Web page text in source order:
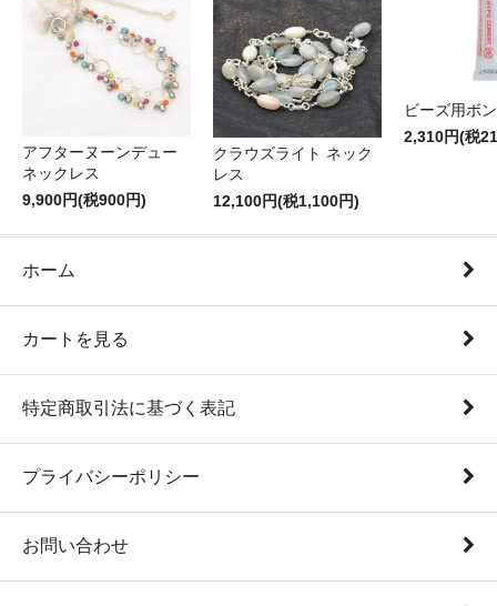
アフターヌーンデュー
ネックレス
9,900円(税900円)
クラウズライト ネック
レス
12,100円(税1,100円)
ビーズ用ボ
2,310円(税
ホーム
カートを見る
特定商取引法に基づく表記
プライバシーポリシー
お問い合わせ